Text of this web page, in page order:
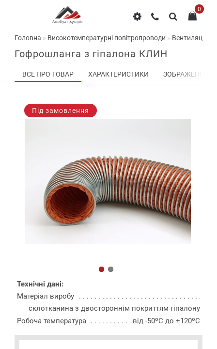
0
Головна Високотемпературні повітропроводи
Гофрошланга з гіпалона КЛИН
ВСЕ ПРО ТОВАР ХАРАКТЕРИСТИКИ ЗОБРАЖЕННЯ
Під замовлення
Технічні дані:
Матеріал виробу
склотканина з двостороннім покриттям гіпалону
Робоча температура
від -50ºС до +120ºС